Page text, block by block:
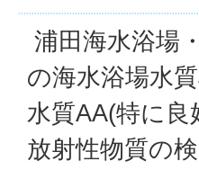
浦田海水浴場
の海水浴場水
水質AA(特に
放射性物質の